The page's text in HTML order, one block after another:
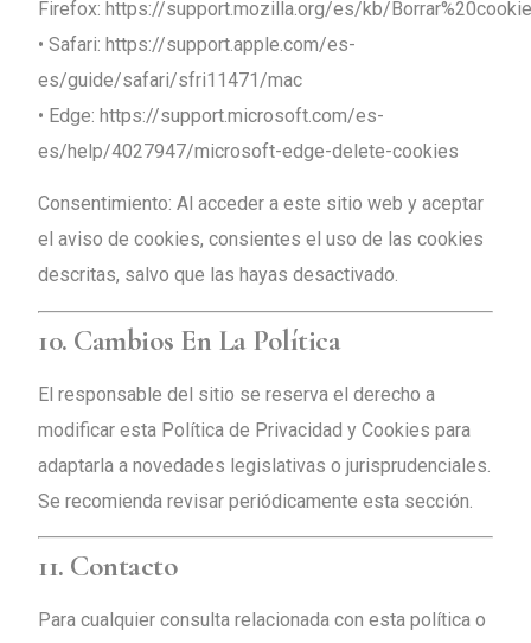
Firefox: https://support.mozilla.org/es/kb/
• Safari: https://support.apple.com/es-
es/guide/safari/sfri11471/mac
• Edge: https://support.microsoft.com/es-
es/help/4027947/microsoft-edge-delete-cookies
Consentimiento: Al acceder a este sitio web y aceptar
el aviso de cookies, consientes el uso de las cookies
descritas, salvo que las hayas desactivado.
10. Cambios En La Política
El responsable del sitio se reserva el derecho a
modificar esta Política de Privacidad y Cookies para
adaptarla a novedades legislativas o jurisprudenciales.
Se recomienda revisar periódicamente esta sección.
11. Contacto
Para cualquier consulta relacionada con esta política o